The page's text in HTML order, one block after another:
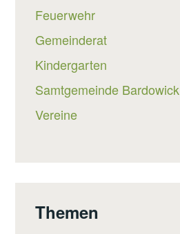
Feuerwehr
Gemeinderat
Kindergarten
Samtgemeinde Bardowick
Vereine
Themen